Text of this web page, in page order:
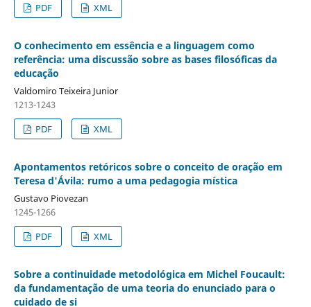
PDF
XML
O conhecimento em essência e a linguagem como
referência: uma discussão sobre as bases filosóficas da
educação
Valdomiro Teixeira Junior
1213-1243
PDF
XML
Apontamentos retóricos sobre o conceito de oração em
Teresa d'Ávila: rumo a uma pedagogia mística
Gustavo Piovezan
1245-1266
PDF
XML
Sobre a continuidade metodológica em Michel Foucault:
da fundamentação de uma teoria do enunciado para o
cuidado de si